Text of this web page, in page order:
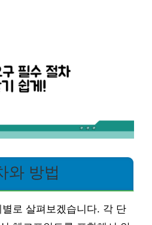
와 방법
로 살펴보겠습니다. 각 단